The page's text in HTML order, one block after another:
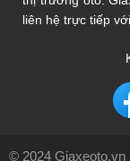
liên hệ trực tiếp
© 2024 Giaxeoto.vn